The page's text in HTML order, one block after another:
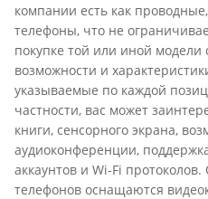
компании есть как
телефоны, что не
покупке той или иной
возможности и
указываемые по каждой
частности, вас может
книги, сенсорного экрана,
аудиоконференции,
аккаунтов и Wi-Fi
телефонов оснащаются